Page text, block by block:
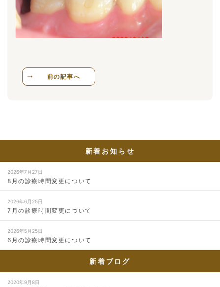
前の記事へ
新着お知らせ
2026年7月27日
8月の診療時間変更について
2026年6月25日
7月の診療時間変更について
2026年5月25日
6月の診療時間変更について
新着ブログ
2020年9月8日